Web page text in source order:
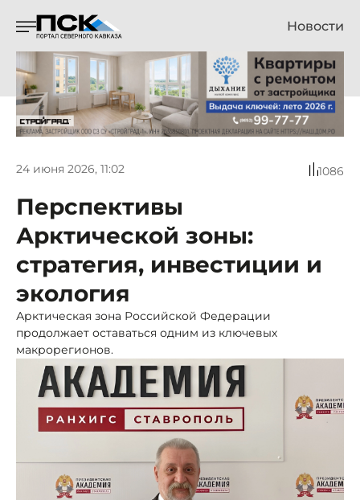
Новости
24 июня 2026, 11:02 1086
Перспективы
Арктической зоны:
стратегия, инвестиции и
экология
Арктическая зона Российской Федерации
продолжает оставаться одним из ключевых
макрорегионов.